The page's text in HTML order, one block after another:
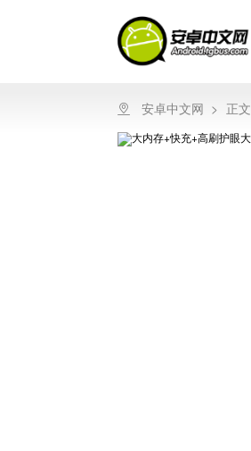
安卓中文网 > 正文